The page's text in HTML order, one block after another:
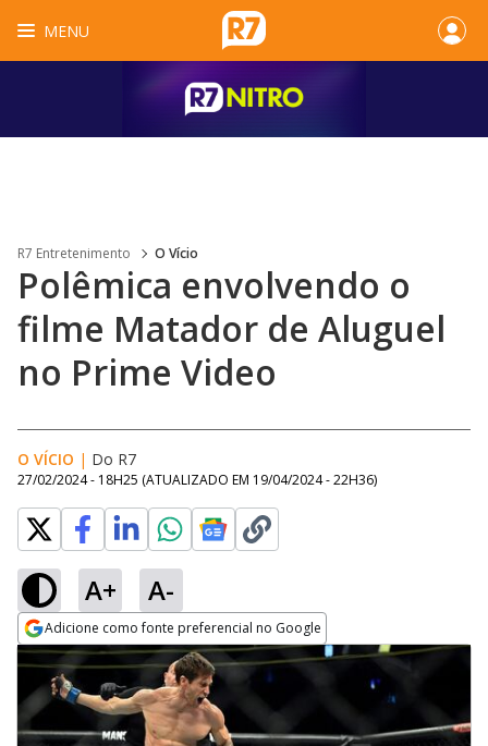
MENU
R7 Entretenimento O Vício
Polêmica envolvendo o
filme Matador de Aluguel
no Prime Video
O VÍCIO | Do R7
27/02/2024 - 18H25 (ATUALIZADO EM 19/04/2024 - 22H36)
A+ A-
Adicione como fonte preferencial no Google
Opens in new window